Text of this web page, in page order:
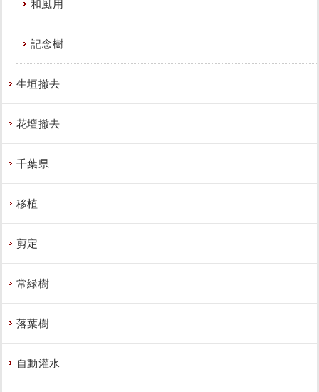
和風用
記念樹
生垣撤去
花壇撤去
千葉県
移植
剪定
常緑樹
落葉樹
自動灌水